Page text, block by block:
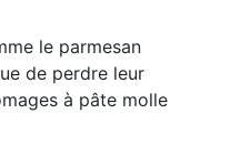
le parmesan
de perdre leur
à pâte molle